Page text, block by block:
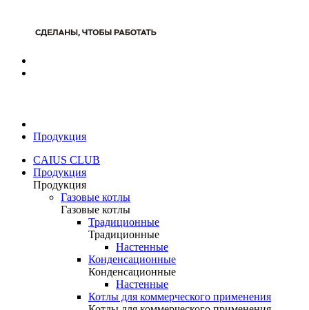
Продукция
CAIUS CLUB
Продукция
Продукция
Газовые котлы
Газовые котлы
Традиционные
Традиционные
Настенные
Конденсационные
Конденсационные
Настенные
Котлы для коммерческого применения